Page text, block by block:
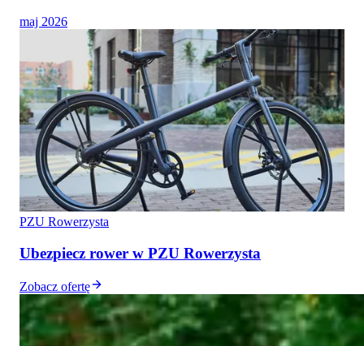
maj 2026
PZU Rowerzysta
Ubezpiecz rower w PZU Rowerzysta
Zobacz ofertę